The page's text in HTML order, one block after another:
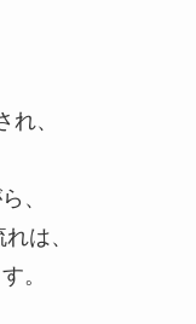
、
、
れは、
。